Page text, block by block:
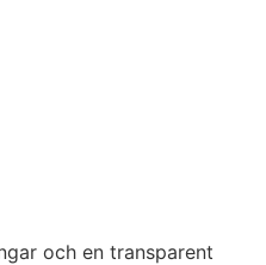
och en transparent